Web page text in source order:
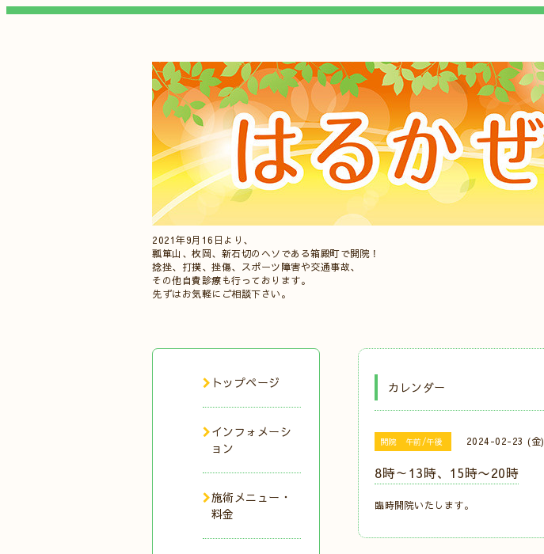
2021年9月16日より、
瓢箪山、枚岡、新石切のヘソである箱殿町で開院！
捻挫、打撲、挫傷、スポーツ障害や交通事故、
その他自費診療も行っております。
先ずはお気軽にご相談下さい。
カレンダー
開院 午前/午後 2024-02-23 (金)
8時～13時、15時〜20時
臨時開院いたします。
トップページ
インフォメーシ
ョン
施術メニュー・
料金